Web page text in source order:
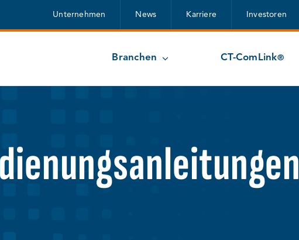
Unternehmen News Karriere Investoren
Branchen CT-ComLink®